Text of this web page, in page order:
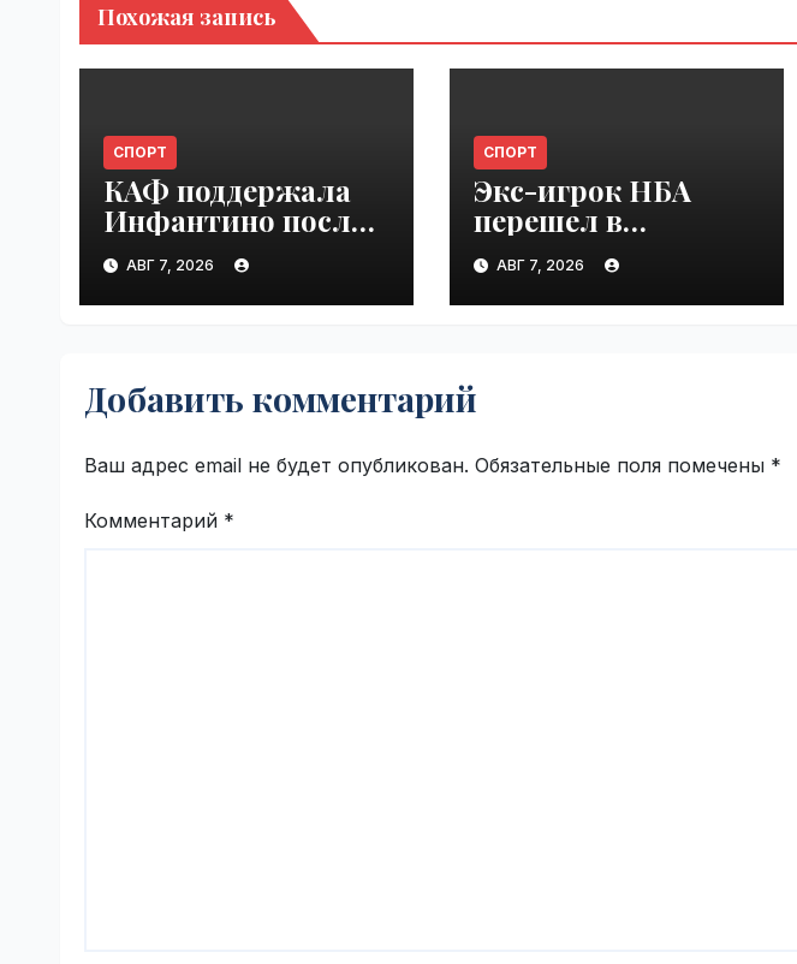
Похожая запись
СПОРТ
КАФ поддержала
Инфантино после
встречи ФИФА в
Марокко |
VseTime.ru
АВГ 7, 2026
СПОРТ
Экс-игрок НБА
перешел в
"Локомотив-
Кубань" |
VseTime.ru
АВГ 7, 2026
Добавить комментарий
Ваш адрес email не будет опубликован. Обязательные поля помечены *
Комментарий *